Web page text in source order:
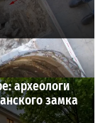
археологи
замка